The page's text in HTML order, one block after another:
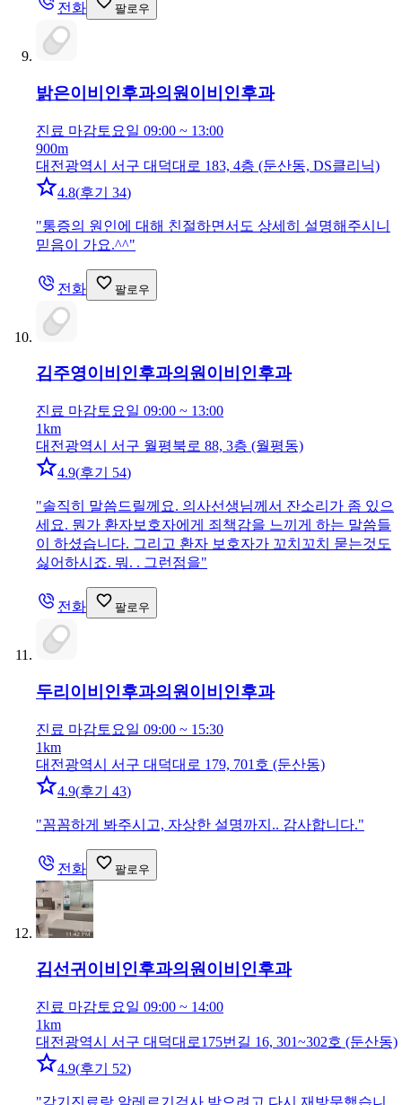
전화
팔로우
밝은이비인후과의원 이비인후과
진료 마감토요일 09:00 ~ 13:00
900m
대전광역시 서구 대덕대로 183, 4층 (둔산동, DS클리닉)
4.8(후기 34)
"통증의 원인에 대해 친절하면서도 상세히 설명해주시니
믿음이 가요.^^"
전화 팔로우
김주영이비인후과의원이비인후과
진료 마감토요일 09:00 ~ 13:00
1km
대전광역시 서구 월평북로 88, 3층 (월평동)
4.9(후기 54)
"솔직히 말씀드릴께요. 의사선생님께서 잔소리가 좀 있으
세요. 뭔가 환자보호자에게 죄책감을 느끼게 하는 말씀들
이 하셨습니다. 그리고 환자 보호자가 꼬치꼬치 묻는것도
싫어하시죠. 뭐. . 그런점을"
전화 팔로우
두리이비인후과의원 이비인후과
진료 마감토요일 09:00 ~ 15:30
1km
대전광역시 서구 대덕대로 179, 701호 (둔산동)
4.9(후기 43)
"꼼꼼하게 봐주시고, 자상한 설명까지.. 감사합니다."
전화 팔로우
김선귀이비인후과의원이비인후과
진료 마감토요일 09:00 ~ 14:00
1km
대전광역시 서구 대덕대로175번길 16, 301~302호 (둔산동)
4.9(후기 52)
"감기진료랑 알레르기검사 받으려고 다시 재방문했습니